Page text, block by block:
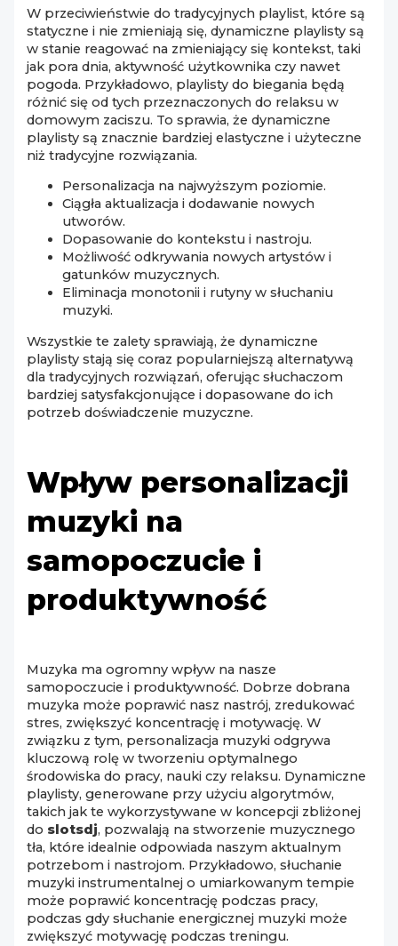
W przeciwieństwie do tradycyjnych playlist, które są
statyczne i nie zmieniają się, dynamiczne playlisty są
w stanie reagować na zmieniający się kontekst, taki
jak pora dnia, aktywność użytkownika czy nawet
pogoda. Przykładowo, playlisty do biegania będą
różnić się od tych przeznaczonych do relaksu w
domowym zaciszu. To sprawia, że dynamiczne
playlisty są znacznie bardziej elastyczne i użyteczne
niż tradycyjne rozwiązania.
Personalizacja na najwyższym poziomie.
Ciągła aktualizacja i dodawanie nowych
utworów.
Dopasowanie do kontekstu i nastroju.
Możliwość odkrywania nowych artystów i
gatunków muzycznych.
Eliminacja monotonii i rutyny w słuchaniu
muzyki.
Wszystkie te zalety sprawiają, że dynamiczne
playlisty stają się coraz popularniejszą alternatywą
dla tradycyjnych rozwiązań, oferując słuchaczom
bardziej satysfakcjonujące i dopasowane do ich
potrzeb doświadczenie muzyczne.
Wpływ personalizacji
muzyki na
samopoczucie i
produktywność
Muzyka ma ogromny wpływ na nasze
samopoczucie i produktywność. Dobrze dobrana
muzyka może poprawić nasz nastrój, zredukować
stres, zwiększyć koncentrację i motywację. W
związku z tym, personalizacja muzyki odgrywa
kluczową rolę w tworzeniu optymalnego
środowiska do pracy, nauki czy relaksu. Dynamiczne
playlisty, generowane przy użyciu algorytmów,
takich jak te wykorzystywane w koncepcji zbliżonej
do slotsdj, pozwalają na stworzenie muzycznego
tła, które idealnie odpowiada naszym aktualnym
potrzebom i nastrojom. Przykładowo, słuchanie
muzyki instrumentalnej o umiarkowanym tempie
może poprawić koncentrację podczas pracy,
podczas gdy słuchanie energicznej muzyki może
zwiększyć motywację podczas treningu.